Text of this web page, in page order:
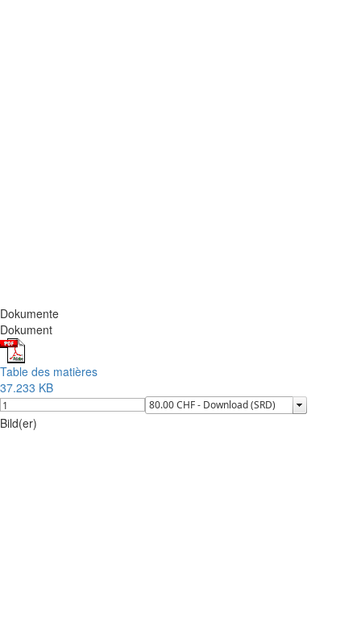
Dokumente
Dokument
Table des matières
37.233 KB
Bild(er)